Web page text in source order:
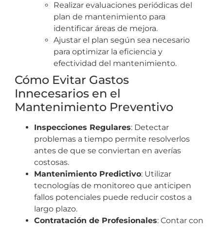
Realizar evaluaciones periódicas del
plan de mantenimiento para
identificar áreas de mejora.
Ajustar el plan según sea necesario
para optimizar la eficiencia y
efectividad del mantenimiento.
Cómo Evitar Gastos
Innecesarios en el
Mantenimiento Preventivo
Inspecciones Regulares: Detectar
problemas a tiempo permite resolverlos
antes de que se conviertan en averías
costosas.
Mantenimiento Predictivo: Utilizar
tecnologías de monitoreo que anticipen
fallos potenciales puede reducir costos a
largo plazo.
Contratación de Profesionales: Contar con